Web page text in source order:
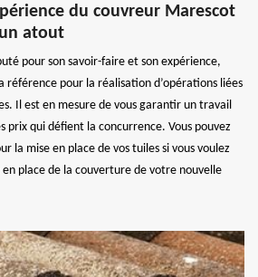
du couvreur Marescot
atout
pour son savoir-faire et son expérience,
référence pour la réalisation d’opérations liées
Il est en mesure de vous garantir un travail
prix qui défient la concurrence. Vous pouvez
la mise en place de vos tuiles si vous voulez
place de la couverture de votre nouvelle